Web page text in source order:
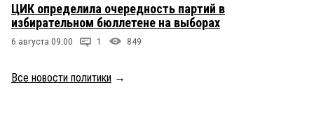
ЦИК определила очередность партий в
избирательном бюллетене на выборах
6 августа 09:00 1 849
Все новости политики →